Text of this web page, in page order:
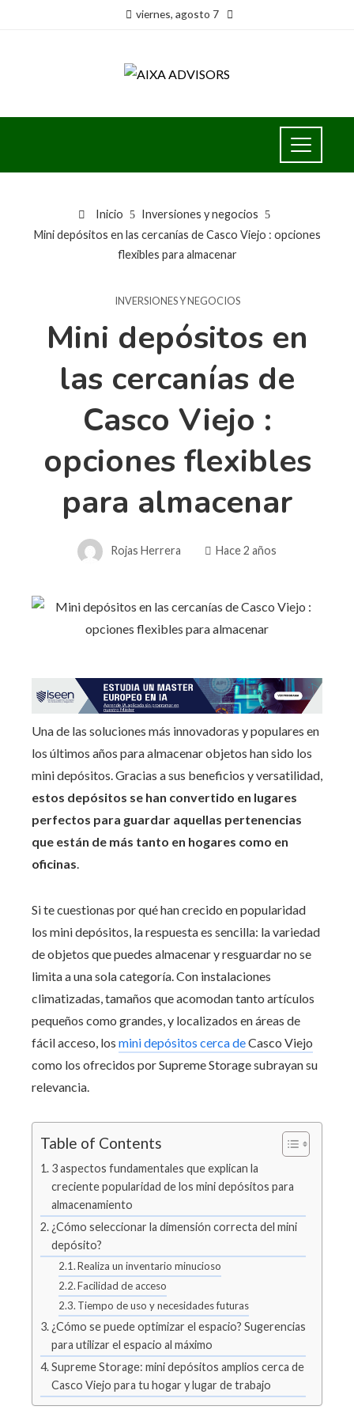
viernes, agosto 7
Inicio
Inversiones y negocios
Mini depósitos en las cercanías de Casco Viejo : opciones
flexibles para almacenar
INVERSIONES Y NEGOCIOS
Mini depósitos en
las cercanías de
Casco Viejo :
opciones flexibles
para almacenar
Rojas Herrera Hace 2 años
Una de las soluciones más innovadoras y populares en
los últimos años para almacenar objetos han sido los
mini depósitos. Gracias a sus beneficios y versatilidad,
estos depósitos se han convertido en lugares
perfectos para guardar aquellas pertenencias
que están de más tanto en hogares como en
oficinas.
Si te cuestionas por qué han crecido en popularidad
los mini depósitos, la respuesta es sencilla: la variedad
de objetos que puedes almacenar y resguardar no se
limita a una sola categoría. Con instalaciones
climatizadas, tamaños que acomodan tanto artículos
pequeños como grandes, y localizados en áreas de
fácil acceso, los mini depósitos cerca deCasco Viejo
como los ofrecidos por Supreme Storage subrayan su
relevancia.
Table of Contents
3 aspectos fundamentales que explican la
creciente popularidad de los mini depósitos para
almacenamiento
¿Cómo seleccionar la dimensión correcta del mini
depósito?
Realiza un inventario minucioso
Facilidad de acceso
Tiempo de uso y necesidades futuras
¿Cómo se puede optimizar el espacio? Sugerencias
para utilizar el espacio al máximo
Supreme Storage: mini depósitos amplios cerca de
Casco Viejo para tu hogar y lugar de trabajo